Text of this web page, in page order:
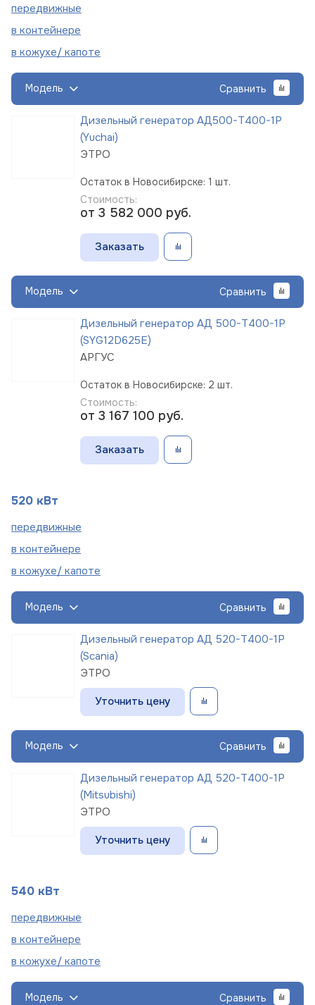
передвижные
в контейнере
в кожухе/ капоте
Модель Сравнить
Дизельный генератор АД500-Т400-1Р
(Yuchai)
ЭТРО
Остаток в Новосибирске: 1 шт.
Стоимость:
от 3 582 000 руб.
Заказать
Модель Сравнить
Дизельный генератор АД 500-Т400-1Р
(SYG12D625E)
АРГУС
Остаток в Новосибирске: 2 шт.
Стоимость:
от 3 167 100 руб.
Заказать
520 кВт
передвижные
в контейнере
в кожухе/ капоте
Модель Сравнить
Дизельный генератор АД 520-Т400-1Р
(Scania)
ЭТРО
Уточнить цену
Модель Сравнить
Дизельный генератор АД 520-Т400-1Р
(Mitsubishi)
ЭТРО
Уточнить цену
540 кВт
передвижные
в контейнере
в кожухе/ капоте
Модель Сравнить